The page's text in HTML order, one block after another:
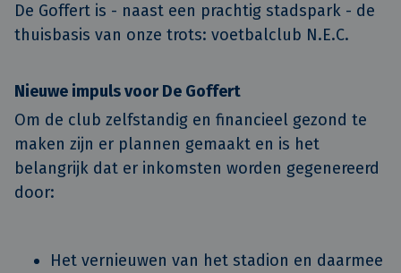
De Goffert is - naast een prachtig stadspark - de
thuisbasis van onze trots: voetbalclub N.E.C.
Nieuwe impuls voor De Goffert
Om de club zelfstandig en financieel gezond te
maken zijn er plannen gemaakt en is het
belangrijk dat er inkomsten worden gegenereerd
door:
Het vernieuwen van het stadion en daarmee